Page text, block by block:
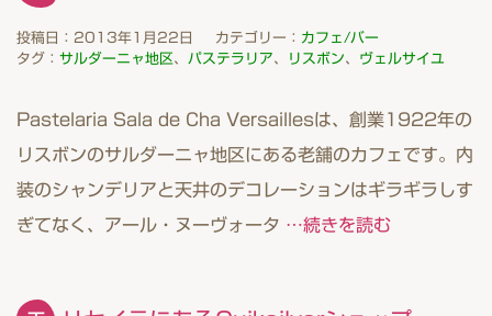
投稿日：2013年1月22日 カテゴリー： カフェ/バー
タグ： サルダーニャ地区、 パステラリア、 リスボン、 ヴェルサイユ
Pastelaria Sala de Cha Versaillesは、創業1922年の
リスボンのサルダーニャ地区にある老舗のカフェです。内
装のシャンデリアと天井のデコレーションはギラギラしす
ぎてなく、アール・ヌーヴォータ …続きを読む